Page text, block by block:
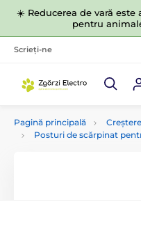
☀️ Reducerea de vară este
pentru
Scrieți-ne
Pagină principală
Posturi de scărpinat